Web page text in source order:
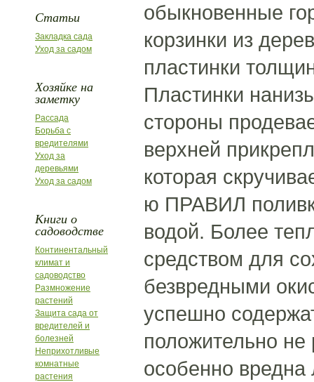
Статьи
Закладка сада
Уход за садом
Хозяйке на
заметку
Рассада
Борьба с
вредителями
Уход за
деревьями
Уход за садом
Книги о
садоводстве
Континентальный
климат и
садоводство
Размножение
растений
Защита сада от
вредителей и
болезней
Неприхотливые
комнатные
растения
обыкновенные
корзинки из
пластинки
Пластинки
стороны
верхней
которая
ю ПРАВИЛ
водой. Более
средством для
безвредными
успешно
положительно
особенно